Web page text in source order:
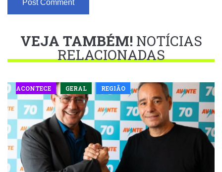
VEJA TAMBÉM! NOTÍCIAS
RELACIONADAS
ACONTECE GERAL REGIÃO